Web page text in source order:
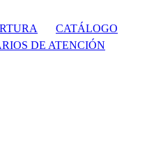
CATÁLOGO
DE ATENCIÓN